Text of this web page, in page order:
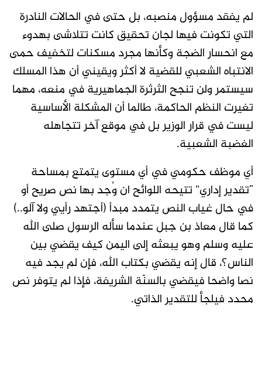
لم يفقد مسؤول منصبه، بل حتى في الحالات النادرة
التي تكونت فيها لجان تحقيق كانت تتلاشى بهدوء
مع انحسار الضجة وكأنها مجرد مسكنات لتخفيف حمى
الانتباه الشعبي للقضية لا أكثر ويقيني أن هذا المسلك
سيستمر ولن تنجح الثرثرة الجماهيرية في منعه، مهما
تغيرت النظم الحاكمة، طالما أن المشكلة الأساسية
ليست في قرار الوزير بل في موقع آخر تتجاهله
الغضبة الشعبية.
أي موظف حكومي في أي مستوى يتمتع بمساحة
”تقدير إداري“ تتيحه اللوائح ان وُجد بها نص صريح أو
في حال غياب النص يتمدد مبدأ (أجتهد رأيي ولا آلو..)
كما قال معاذ بن جبل عندما سأله الرسول صلى الله
عليه وسلم وهو يبعثه إلى اليمن كيف يقضي بين
الناس؟، قال إنه يقضي بكتاب الله، فإن لم يجد فيه
نصا واضحا فيقضي بالسنّة الشريفة، فإذا لم يتوفر نص
محدد فيلجأ للتقدير الذاتي.